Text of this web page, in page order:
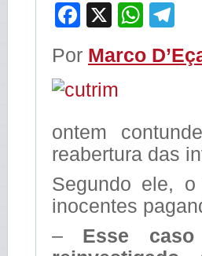
Facebook
X
Por Marco
ontem
reabertura das
Segundo ele,
inocentes
– Esse